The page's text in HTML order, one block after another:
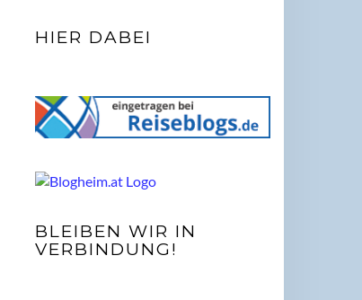
HIER DABEI
BLEIBEN WIR IN
VERBINDUNG!